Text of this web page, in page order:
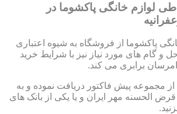
لوازم خانگی پاکشوما در
پاکشوما از فروشگاه به شیوه اعتباری
و گام های مورد نیاز نیز با شرایط خرید
برابری می کند.
از مجموعه پیش فاکتور دریافت نموده و به
قرض الحسنه مهر ایران و یا یکی از بانک های